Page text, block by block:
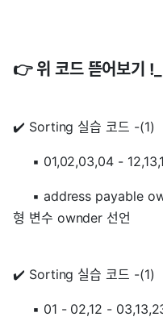
👉 위 코드 뜯어보기
✔️ Sorting 실습 코드 -(1)
⠀⠀▪️ 01,02,03,04 -
⠀⠀▪️ address payable
형 변수 ownder 선언
✔️ Sorting 실습 코드 -(1)
⠀⠀▪️ 01 - 02,12 -